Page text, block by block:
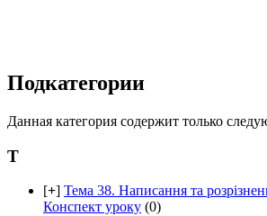
Подкатегории
Данная категория содержит только
Т
[+] Тема 38. Написання та
Конспект уроку (0)